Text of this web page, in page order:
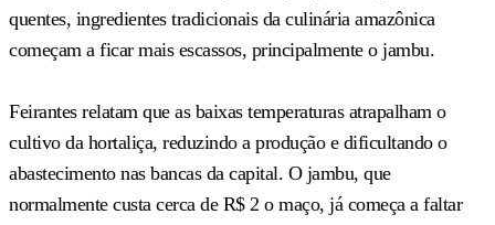
quentes, ingredientes tradicionais da culinária amazônica
começam a ficar mais escassos, principalmente o jambu.
Feirantes relatam que as baixas temperaturas atrapalham o
cultivo da hortaliça, reduzindo a produção e dificultando o
abastecimento nas bancas da capital. O jambu, que
normalmente custa cerca de R$ 2 o maço, já começa a faltar